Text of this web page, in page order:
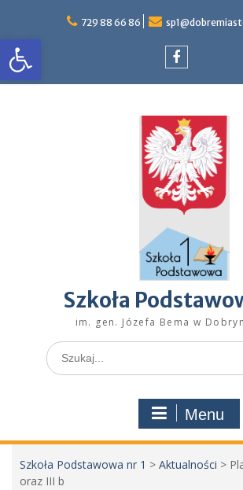
Otwórz pasek narzędzicontent
729 88 66 86
Szkoła
im. gen. Józefa Bema w
Search
for:
Menu
Szkoła Podstawowa nr 1 > Aktualności >
oraz III b